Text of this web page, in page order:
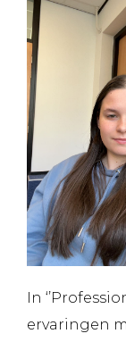
In
ervaringen